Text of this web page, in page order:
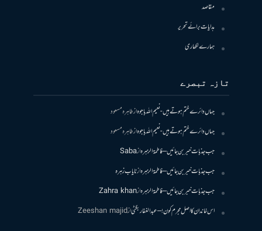
مقاصد
ہدایات برائے تحریر
ہمارے لکھاری
تازہ تبصرے
جہاں دائرے ختم ہوتے ہیں- نعیم اللہ باجوہازطاہرہ مسعود
جہاں دائرے ختم ہوتے ہیں- نعیم اللہ باجوہازطاہرہ مسعود
جب جذبات خبر بن جائیں – فاطمۃالزہرہازSaba
جب جذبات خبر بن جائیں – فاطمۃالزہرہازنایاب زہرہ
جب جذبات خبر بن جائیں – فاطمۃالزہرہازZahra khan
اس خاندان کا اصل مجرم کون! – عبدالغفار بگٹیازZeeshan majid